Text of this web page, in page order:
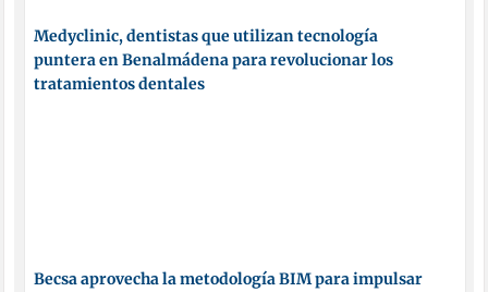
Medyclinic, dentistas que utilizan tecnología
puntera en Benalmádena para revolucionar los
tratamientos dentales
Becsa aprovecha la metodología BIM para impulsar